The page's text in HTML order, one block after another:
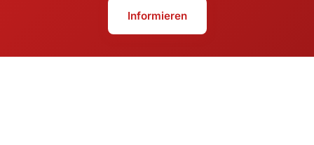
Informieren